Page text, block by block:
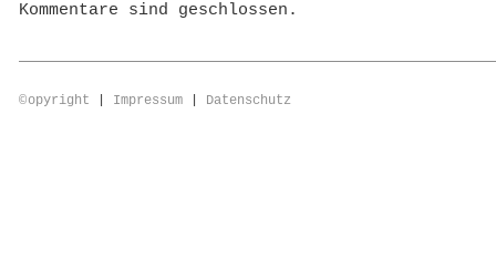
Kommentare sind geschlossen.
©opyright Impressum| Datenschutz